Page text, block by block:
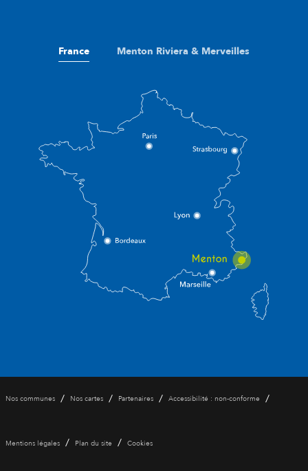
France Menton Riviera & Merveilles
Nos communes / Nos cartes / Partenaires / Accessibilité : non-conforme /
Mentions légales / Plan du site / Cookies